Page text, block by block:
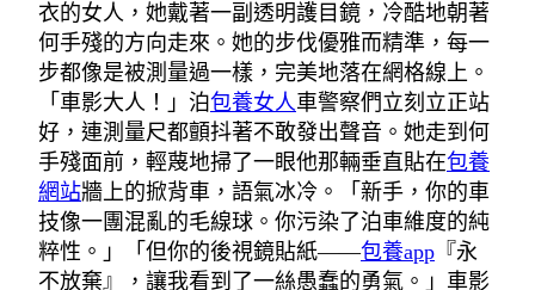
衣的女人，她戴著一副透明護目鏡，冷酷地朝著
何手殘的方向走來。她的步伐優雅而精準，每一
步都像是被測量過一樣，完美地落在網格線上。
「車影大人！」泊包養女人車警察們立刻立正站
好，連測量尺都顫抖著不敢發出聲音。她走到何
手殘面前，輕蔑地掃了一眼他那輛垂直貼在包養
網站牆上的掀背車，語氣冰冷。「新手，你的車
技像一團混亂的毛線球。你污染了泊車維度的純
粹性。」「但你的後視鏡貼紙——包養app 『永
不放棄』，讓我看到了一絲愚蠢的勇氣。」車影